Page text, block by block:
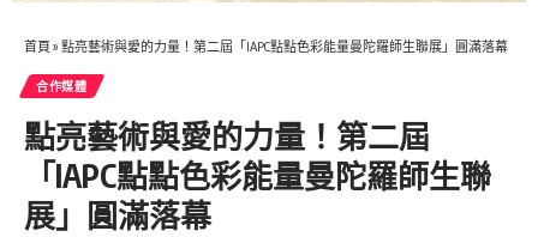
首頁 » 點亮藝術與愛的力量！第二屆「IAPC點點色彩能量曼陀羅師生聯展」圓滿落幕
合作媒體
點亮藝術與愛的力量！第二屆
「IAPC點點色彩能量曼陀羅師生聯
展」圓滿落幕